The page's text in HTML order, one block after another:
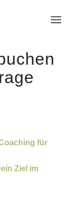
für
Ziel im